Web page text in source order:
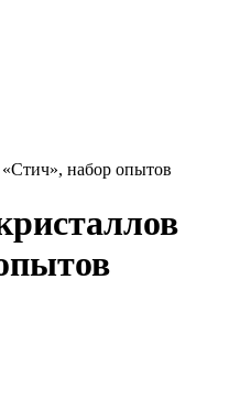
набор опытов